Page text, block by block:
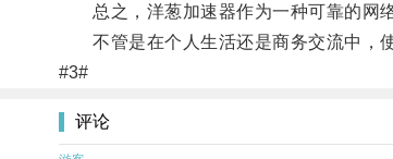
总之，洋葱加速器作为一种可靠的网络
不管是在个人生活还是商务交流中，使
#3#
评论